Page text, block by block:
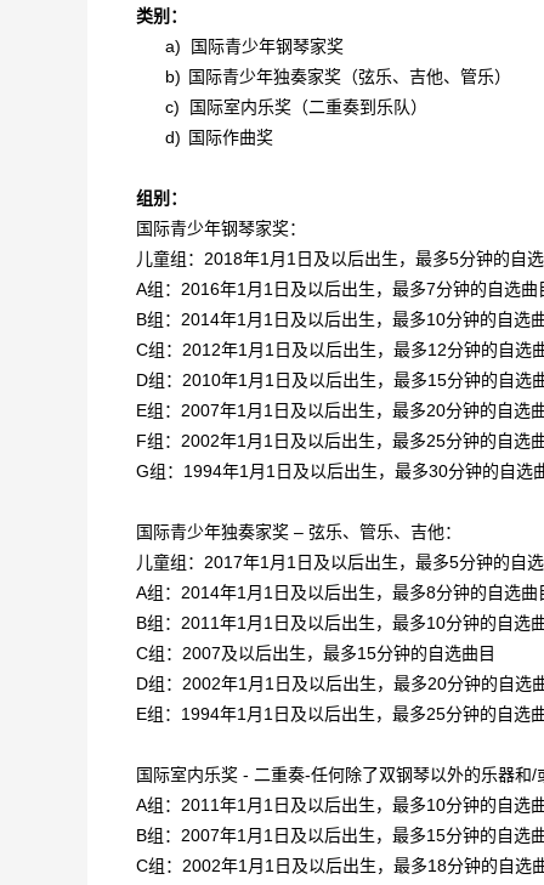
类别：
a)
国际青少年钢琴家奖
b) 国际青少年独奏家奖（弦乐、吉他、管乐）
c)
国际室内乐奖（二重奏到乐队）
d) 国际作曲奖
组别：
国际青少年钢琴家奖：
儿童组：2018年1月1日及以后出生，最多5分钟的自
A组：2016年1月1日及以后出生，最多7分钟的自选曲
B组：2014年1月1日及以后出生，最多10分钟的自选
C组：2012年1月1日及以后出生，最多12分钟的自选
D组：2010年1月1日及以后出生，最多15分钟的自选
E组：2007年1月1日及以后出生，最多20分钟的自选
F组：2002年1月1日及以后出生，最多25分钟的自选
G组：1994年1月1日及以后出生，最多30分钟的自选
国际青少年独奏家奖 – 弦乐、管乐、吉他：
儿童组：2017年1月1日及以后出生，最多5分钟的自
A组：2014年1月1日及以后出生，最多8分钟的自选曲
B组：2011年1月1日及以后出生，最多10分钟的自选
C组：2007及以后出生，最多15分钟的自选曲目
D组：2002年1月1日及以后出生，最多20分钟的自选
E组：1994年1月1日及以后出生，最多25分钟的自选
国际室内乐奖 - 二重奏-任何除了双钢琴以外的乐器和/
A组：2011年1月1日及以后出生，最多10分钟的自选
B组：2007年1月1日及以后出生，最多15分钟的自选
C组：2002年1月1日及以后出生，最多18分钟的自选